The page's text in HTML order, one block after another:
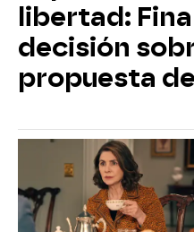
libertad:
decisión
propuesta